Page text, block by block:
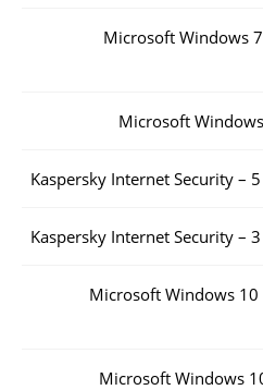
Microsoft Windows
Microsoft
Kaspersky Internet Security –
Kaspersky Internet Security –
Microsoft Windows 10
Microsoft Windows